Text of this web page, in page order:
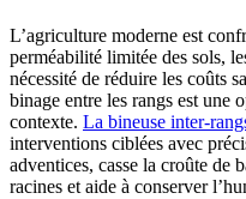
L’agriculture moderne est
perméabilité limitée des sols,
nécessité de réduire les coûts
binage entre les rangs est une
contexte. La bineuse inter-
interventions ciblées avec
adventices, casse la croûte de
racines et aide à conserver